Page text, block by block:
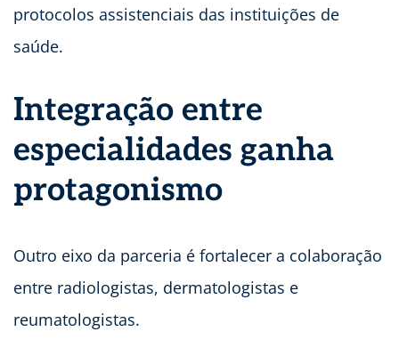
protocolos assistenciais das instituições de
saúde.
Integração entre
especialidades ganha
protagonismo
Outro eixo da parceria é fortalecer a colaboração
entre radiologistas, dermatologistas e
reumatologistas.